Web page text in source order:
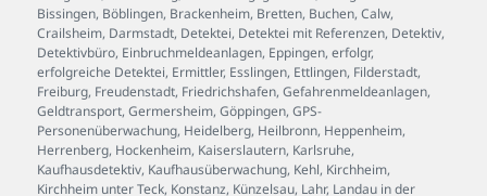
Bissingen, Böblingen, Brackenheim, Bretten, Buchen,Calw,
Crailsheim, Darmstadt, Detektei, Detektei mit Referenzen, Detektiv,
Detektivbüro, Einbruchmeldeanlagen, Eppingen,erfolgr,
erfolgreiche Detektei, Ermittler, Esslingen, Ettlingen, Filderstadt,
Freiburg, Freudenstadt, Friedrichshafen,Gefahrenmeldeanlagen,
Geldtransport,Germersheim,Göppingen,GPS-
Personenüberwachung, Heidelberg, Heilbronn, Heppenheim,
Herrenberg, Hockenheim, Kaiserslautern, Karlsruhe,
Kaufhausdetektiv, Kaufhausüberwachung, Kehl, Kirchheim,
Kirchheim unter Teck, Konstanz, Künzelsau, Lahr, Landau in der